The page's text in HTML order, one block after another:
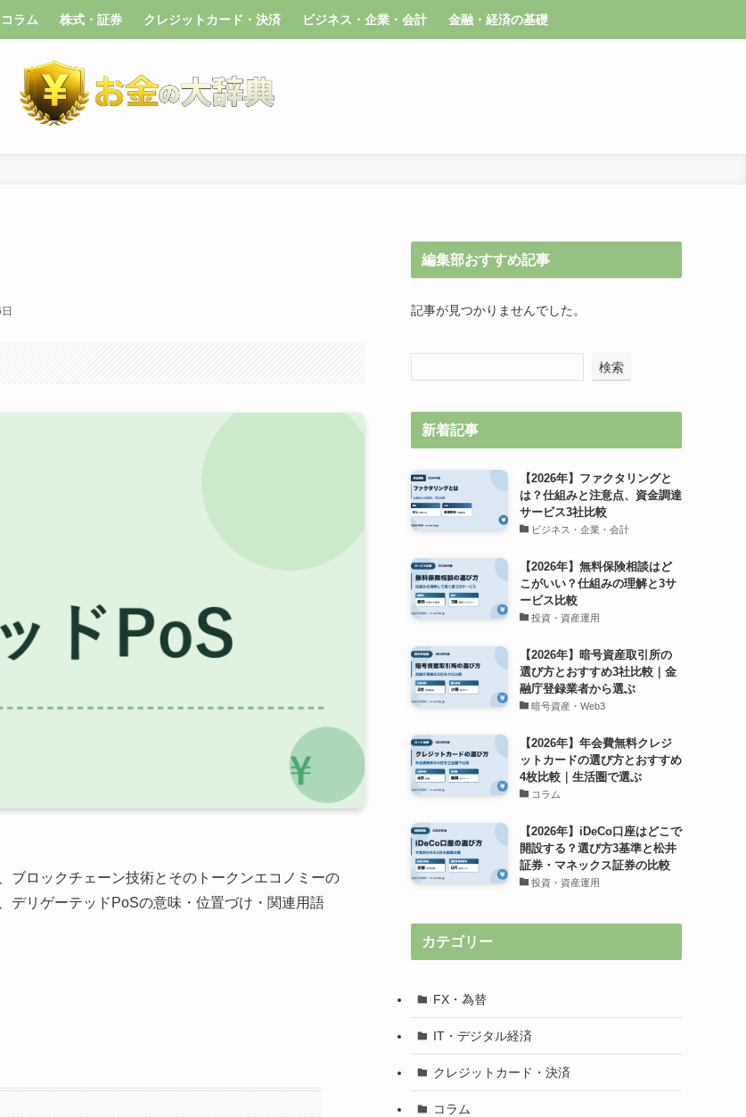
コラム 株式・証券 クレジットカード・決済 ビジネス・企業・会計 金融・経済の基礎
ブロックチェーン技術とそのトークンエコノミーの
デリゲーテッドPoSの意味・位置づけ・関連用語
編集部おすすめ記事
記事が見つかりませんでした。
検索
新着記事
【2026年】ファクタリングと
は？仕組みと注意点、資金調達
サービス3社比較
ビジネス・企業・会計
【2026年】無料保険相談はど
こがいい？仕組みの理解と3サ
ービス比較
投資・資産運用
【2026年】暗号資産取引所の
選び方とおすすめ3社比較｜金
融庁登録業者から選ぶ
暗号資産・Web3
【2026年】年会費無料クレジ
ットカードの選び方とおすすめ
4枚比較｜生活圏で選ぶ
コラム
【2026年】iDeCo口座はどこで
開設する？選び方3基準と松井
証券・マネックス証券の比較
投資・資産運用
カテゴリー
FX・為替
IT・デジタル経済
クレジットカード・決済
コラム